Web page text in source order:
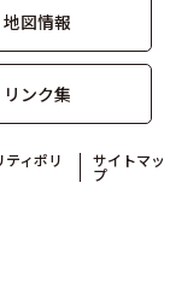
地図情報
リンク集
ィポリ サイトマッ
プ